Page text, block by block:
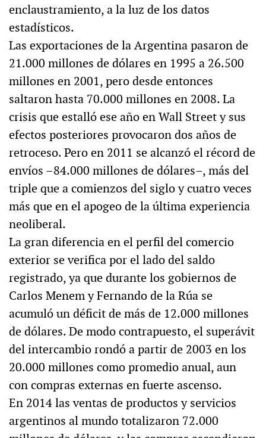
enclaustramiento, a la luz de los datos
estadísticos.
Las exportaciones de la Argentina pasaron de
21.000 millones de dólares en 1995 a 26.500
millones en 2001, pero desde entonces
saltaron hasta 70.000 millones en 2008. La
crisis que estalló ese año en Wall Street y sus
efectos posteriores provocaron dos años de
retroceso. Pero en 2011 se alcanzó el récord de
envíos –84.000 millones de dólares–, más del
triple que a comienzos del siglo y cuatro veces
más que en el apogeo de la última experiencia
neoliberal.
La gran diferencia en el perfil del comercio
exterior se verifica por el lado del saldo
registrado, ya que durante los gobiernos de
Carlos Menem y Fernando de la Rúa se
acumuló un déficit de más de 12.000 millones
de dólares. De modo contrapuesto, el superávit
del intercambio rondó a partir de 2003 en los
20.000 millones como promedio anual, aun
con compras externas en fuerte ascenso.
En 2014 las ventas de productos y servicios
argentinos al mundo totalizaron 72.000